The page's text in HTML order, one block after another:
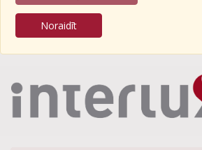
Noraidīt